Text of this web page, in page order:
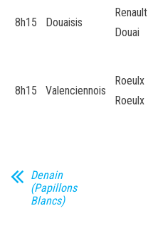
8h15 Douaisis
Renault
Douai
8h15 Valenciennois
Roeulx
Roeulx
Denain
(Papillons
Blancs)